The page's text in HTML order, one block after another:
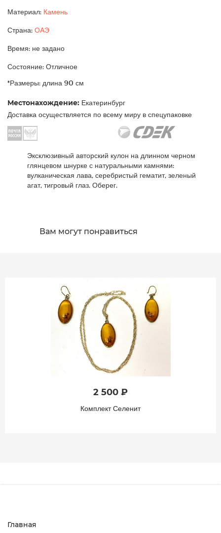
Материал: Камень
Страна: ОАЭ
Время: не задано
Состояние: Отличное
*Размеры: длина 90 см
Местонахождение: Екатеринбург
Доставка осуществляется по всему миру в спецупаковке
Эксклюзивный авторский кулон на длинном черном
глянцевом шнурке с натуральными камнями:
вулканическая лава, серебристый гематит, зеленый
агат, тигровый глаз. Оберег.
Вам могут понравиться
2 500 ₽
Комплект Селенит
Главная